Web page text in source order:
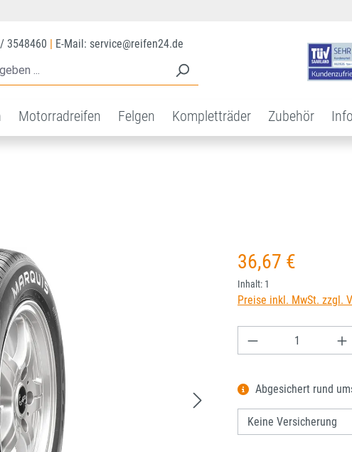
3548460 E-Mail: service@reifen24.de
Motorradreifen Felgen Kompletträder Zubehör
Regulärer Preis:
36,67 €
Inhalt: 1
Preise inkl. MwSt. zzgl.
Produkt
Abgesichert rund